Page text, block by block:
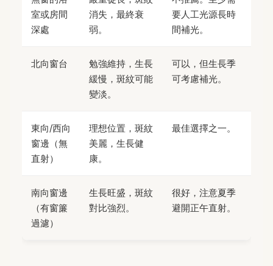
室或房間
深處
消失，最終衰
弱。
要人工光源長時
間補光。
北向窗台
勉強維持，生長
緩慢，斑紋可能
變淡。
可以，但生長季
可考慮補光。
東向/西向
窗邊（無
直射）
理想位置，斑紋
美麗，生長健
康。
最佳選擇之一。
南向窗邊
（有窗簾
過濾）
生長旺盛，斑紋
對比強烈。
很好，注意夏季
避開正午直射。